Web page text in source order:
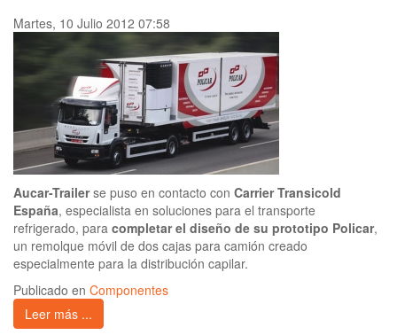
Martes, 10 Julio 2012 07:58
Aucar-Trailerse puso en contacto con Carrier Transicold
España, especialista en soluciones para el transporte
refrigerado, para completar el diseño de su prototipo Policar,
un remolque móvil de dos cajas para camión creado
especialmente para la distribución capilar.
Publicado en Componentes
Leer más ...